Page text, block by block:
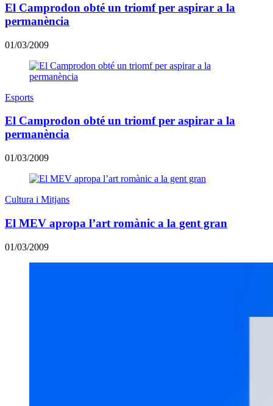
El Camprodon obté un triomf per aspirar a la
permanència
01/03/2009
Esports
El Camprodon obté un triomf per aspirar a la
permanència
01/03/2009
Cultura i Mitjans
El MEV apropa l’art romànic a la gent gran
01/03/2009